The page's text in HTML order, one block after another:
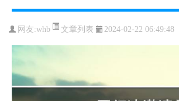
网友:whb 文章列表 2024-02-22 06:49:48